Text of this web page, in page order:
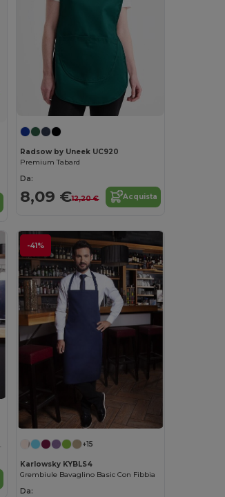
Radsow by Uneek UC920
Premium Tabard
Da:
8,09 €12,20 € Acquista
-41%
+15
Karlowsky KYBLS4
Grembiule Bavaglino Basic Con Fibbia
Da: